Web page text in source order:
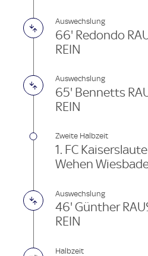
Auswechslung
66' Redondo
REIN
Auswechslung
65' Bennetts
REIN
Zweite Halbzeit
1. FC
Wehen
Auswechslung
46' Günther
REIN
Halbzeit